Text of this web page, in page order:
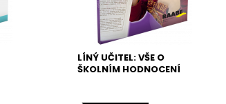
LÍNÝ UČITEL: VŠE O
ŠKOLNÍM HODNOCENÍ